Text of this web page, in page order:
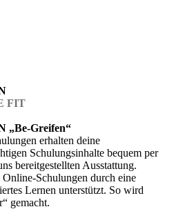
FIT
„Be-Greifen“
erhalten deine
Schulungsinhalte bequem per
bereitgestellten Ausstattung.
Schulungen durch eine
Lernen unterstützt. So wird
gemacht.